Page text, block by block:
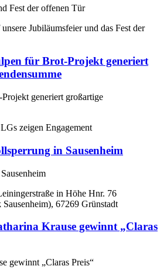
Jubiläumsfeier und das Fest der
für Brot-Projekt generiert
zeigen Engagement
in Sausenheim
in Höhe Hnr. 76
67269 Grünstadt
Krause gewinnt „Claras